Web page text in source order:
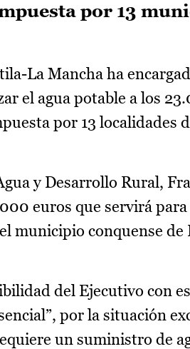
por 13
La Mancha ha
el agua potable a los
por 13 localidades
y Desarrollo Rural,
euros que servirá
municipio conquense de
del Ejecutivo con
por la situación
un suministro de